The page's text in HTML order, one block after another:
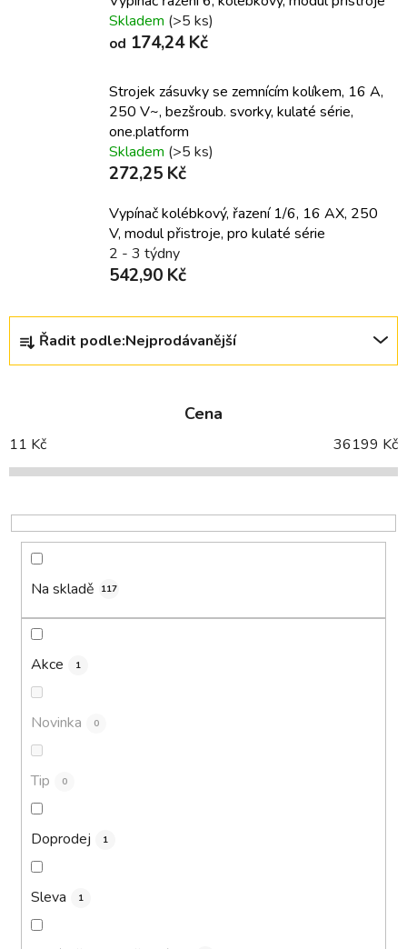
Skladem (>5 ks)
od 174,24 Kč
Strojek zásuvky se zemnícím kolíkem, 16 A,
250 V~, bezšroub. svorky, kulaté série,
one.platform
Skladem (>5 ks)
272,25 Kč
Vypínač kolébkový, řazení 1/6, 16 AX, 250
V, modul přistroje, pro kulaté série
2 - 3 týdny
542,90 Kč
Ř
z
í
p
o
d
Řadit podle:Nejprodávanější
Cena
11 Kč 36199 Kč
Na skladě 117
Akce 1
Novinka 0
Tip 0
Doprodej 1
Sleva 1